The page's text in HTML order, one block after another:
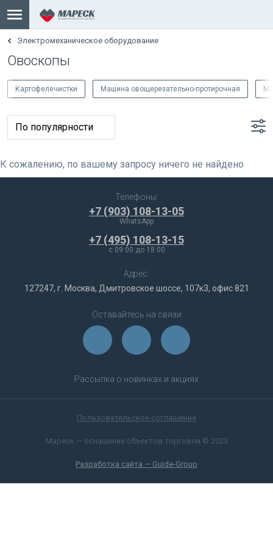
Электромеханическое оборудование
Овоскопы
Картофелечистки Машина овощерезательно-протирочная
К сожалению, по вашему запросу ничего не найдено
Телефоны:
+7 (903) 108-13-05
WhatsApp
+7 (495) 108-13-15
c 09:00 до 18:00
Адрес:
127247, г. Москва, Дмитровское шоссе, 107к3, офис 821
Оставайтесь на связи
Рассылка о новинках и акциях
Пользовательское соглашение
Мареск — оснащение объектов торговли © 2023
Разработка сайта — Guide-Group